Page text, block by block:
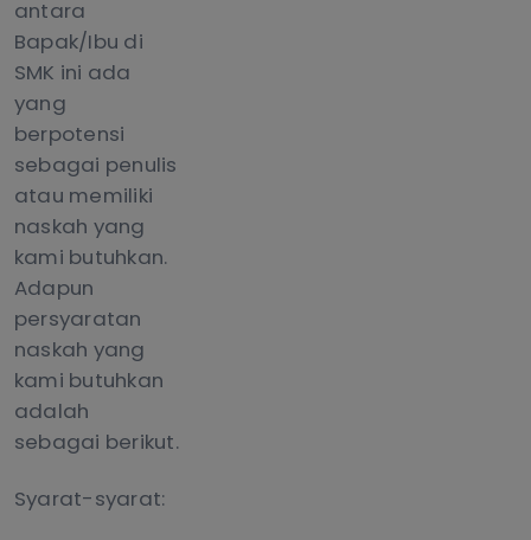
antara
Bapak/Ibu di
SMK ini ada
yang
berpotensi
sebagai penulis
atau memiliki
naskah yang
kami butuhkan.
Adapun
persyaratan
naskah yang
kami butuhkan
adalah
sebagai berikut.
Syarat-syarat: